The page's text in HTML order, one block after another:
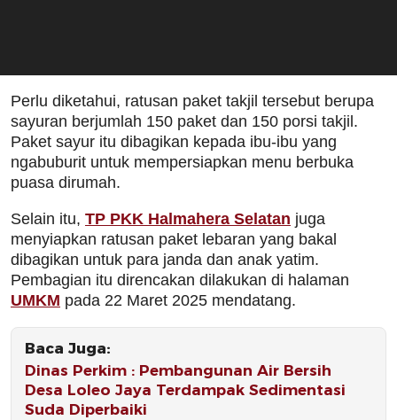
Perlu diketahui, ratusan paket takjil tersebut berupa
sayuran berjumlah 150 paket dan 150 porsi takjil.
Paket sayur itu dibagikan kepada ibu-ibu yang
ngabuburit untuk mempersiapkan menu berbuka
puasa dirumah.
Selain itu, TP PKK Halmahera Selatan juga
menyiapkan ratusan paket lebaran yang bakal
dibagikan untuk para janda dan anak yatim.
Pembagian itu direncakan dilakukan di halaman
UMKM pada 22 Maret 2025 mendatang.
Baca Juga:
Dinas Perkim : Pembangunan Air Bersih
Desa Loleo Jaya Terdampak Sedimentasi
Suda Diperbaiki